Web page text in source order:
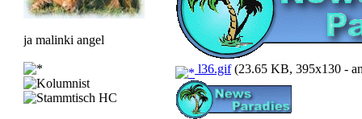
ja malinki angel
l36.gif(23.65 KB, 395x130 -